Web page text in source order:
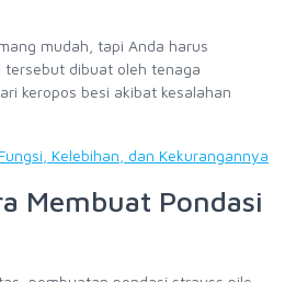
mudah, tapi Anda harus
dibuat oleh tenaga
keropos besi akibat kesalahan
Kelebihan, dan Kekurangannya
Membuat Pondasi